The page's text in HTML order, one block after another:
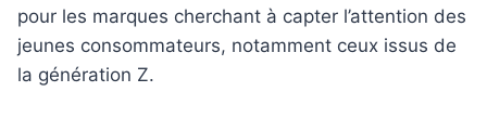
pour les marques cherchant à capter l’attention des
jeunes consommateurs, notamment ceux issus de
la génération Z.